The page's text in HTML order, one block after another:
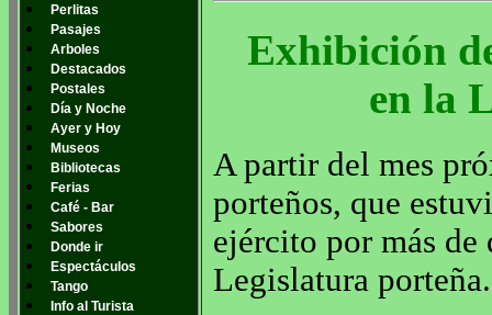
Perlitas
Pasajes
Arboles
Destacados
Postales
Día y Noche
Ayer y Hoy
Museos
Bibliotecas
Ferias
Café - Bar
Sabores
Donde ir
Espectáculos
Tango
Info al Turista
Exhibición
en la
A partir del mes
porteños, que
ejército por más de
Legislatura porteña.